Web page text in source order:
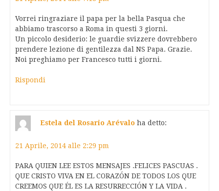
Vorrei ringraziare il papa per la bella Pasqua che
abbiamo trascorso a Roma in questi 3 giorni.
Un piccolo desiderio: le guardie svizzere dovrebbero
prendere lezione di gentilezza dal NS Papa. Grazie.
Noi preghiamo per Francesco tutti i giorni.
Rispondi
Estela del Rosario Arévalo ha detto:
21 Aprile, 2014 alle 2:29 pm
PARA QUIEN LEE ESTOS MENSAJES .FELICES PASCUAS .
QUE CRISTO VIVA EN EL CORAZÓN DE TODOS LOS QUE
CREEMOS QUE ÉL ES LA RESURRECCIÓN Y LA VIDA .